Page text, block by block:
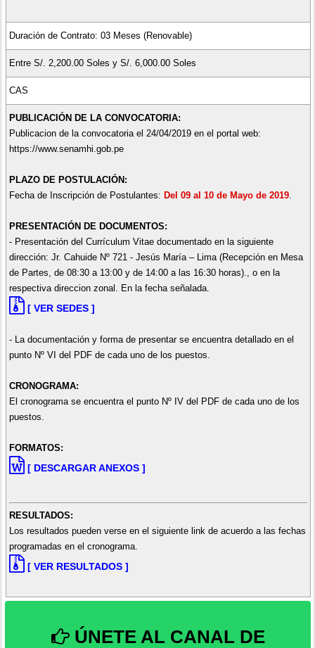
Duración de Contrato: 03 Meses (Renovable)
Entre S/. 2,200.00 Soles y S/. 6,000.00 Soles
CAS
PUBLICACIÓN DE LA CONVOCATORIA:
Publicacion de la convocatoria el 24/04/2019 en el portal web:
https://www.senamhi.gob.pe
PLAZO DE POSTULACIÓN:
Fecha de Inscripción de Postulantes: Del 09 al 10 de Mayo de 2019.
PRESENTACIÓN DE DOCUMENTOS:
- Presentación del Currículum Vitae documentado en la siguiente
dirección: Jr. Cahuide Nº 721 - Jesús María – Lima (Recepción en Mesa
de Partes, de 08:30 a 13:00 y de 14:00 a las 16:30 horas)., o en la
respectiva direccion zonal. En la fecha señalada.
[ VER SEDES ]
- La documentación y forma de presentar se encuentra detallado en el
punto Nº VI del PDF de cada uno de los puestos.
CRONOGRAMA:
El cronograma se encuentra el punto Nº IV del PDF de cada uno de los
puestos.
FORMATOS:
[ DESCARGAR ANEXOS ]
RESULTADOS:
Los resultados pueden verse en el siguiente link de acuerdo a las fechas
programadas en el cronograma.
[ VER RESULTADOS ]
ÚNETE AL CANAL DE